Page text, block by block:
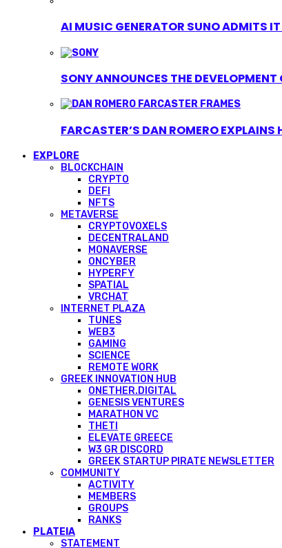
AI MUSIC GENERATOR SUNO ADMITS IT
SONY ANNOUNCES THE
FARCASTER’S DAN ROMERO
EXPLORE
BLOCKCHAIN
CRYPTO
DEFI
NFTS
METAVERSE
CRYPTOVOXELS
DECENTRALAND
MONAVERSE
ONCYBER
HYPERFY
SPATIAL
VRCHAT
INTERNET PLAZA
TUNES
WEB3
GAMING
SCIENCE
REMOTE WORK
GREEK INNOVATION HUB
ONETHER.DIGITAL
GENESIS VENTURES
MARATHON VC
THETI
ELEVATE GREECE
W3 GR DISCORD
GREEK STARTUP PIRATE NEWSLETTER
COMMUNITY
ACTIVITY
MEMBERS
GROUPS
RANKS
PLATEIA
STATEMENT